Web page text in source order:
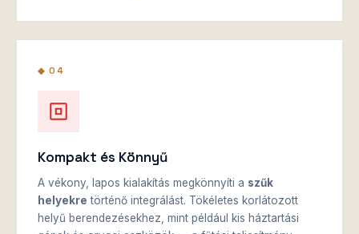
◆ 04
Kompakt és Könnyű
A vékony, lapos kialakítás megkönnyíti a szűk
helyekre történő integrálást. Tökéletes korlátozott
helyű berendezésekhez, mint például kis háztartási